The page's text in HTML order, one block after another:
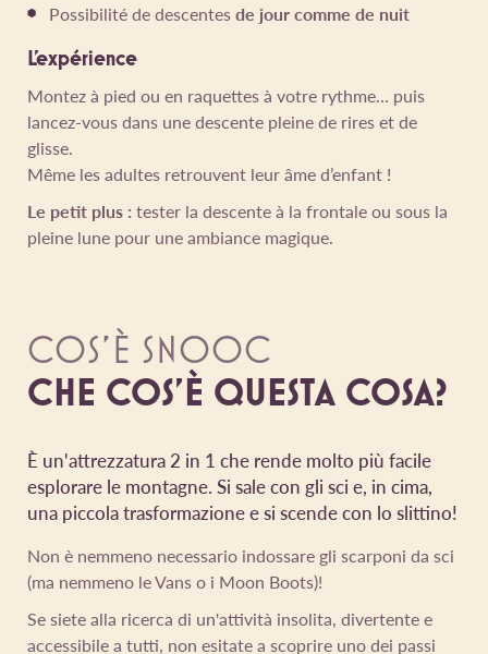
Possibilité de descentesde jour comme de nuit
L’expérience
Montez à pied ou en raquettes à votre rythme… puis
lancez-vous dans une descente pleine de rires et de
glisse.
Même les adultes retrouvent leur âme d’enfant !
Le petit plus : tester la descente à la frontale ou sous la
pleine lune pour une ambiance magique.
COS'È SNOOC
CHE COS'È QUESTA COSA?
È un'attrezzatura 2 in 1 che rende molto più facile
esplorare le montagne. Si sale con gli sci e, in cima,
una piccola trasformazione e si scende con lo slittino!
Non è nemmeno necessario indossare gli scarponi da sci
(ma nemmeno le Vans o i Moon Boots)!
Se siete alla ricerca di un'attività insolita, divertente e
accessibile a tutti, non esitate a scoprire uno dei passi